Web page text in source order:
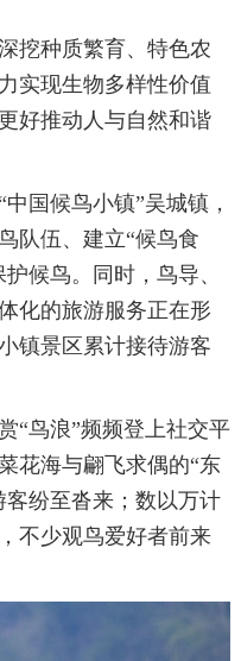
种质繁育、特色农
实现生物多样性价值
好推动人与自然和谐
国候鸟小镇”吴城镇，
队伍、建立“候鸟食
候鸟。同时，鸟导、
化的旅游服务正在形
镇景区累计接待游客
鸟浪”频频登上社交平
花海与翩飞求偶的“东
纷至沓来；数以万计
不少观鸟爱好者前来